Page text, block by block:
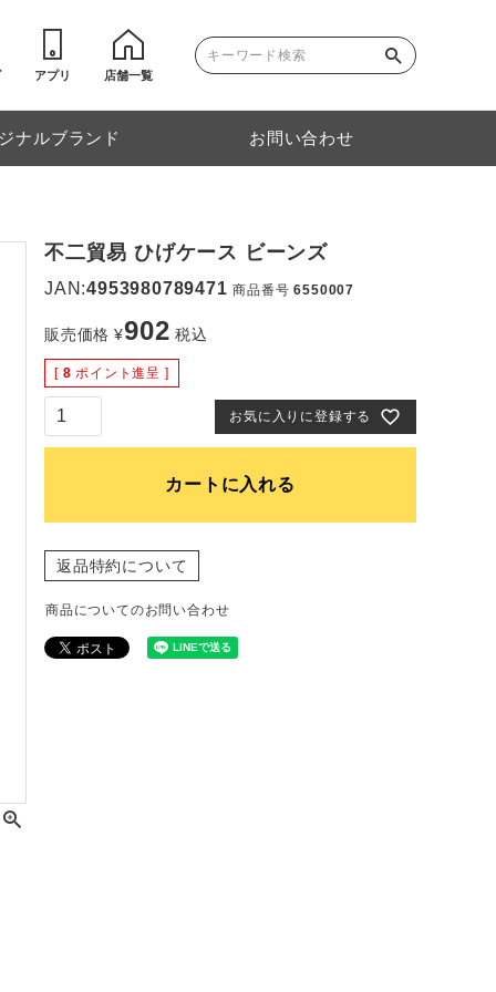
アプリ 店舗一覧
ナルブランド お問い合わせ
不二貿易 ひげケース ビーンズ
JAN:4953980789471 商品番号 6550007
販売価格 ¥902 税込
[ 8 ポイント進呈 ]
お気に入りに登録する
カートに入れる
返品特約について
商品についてのお問い合わせ